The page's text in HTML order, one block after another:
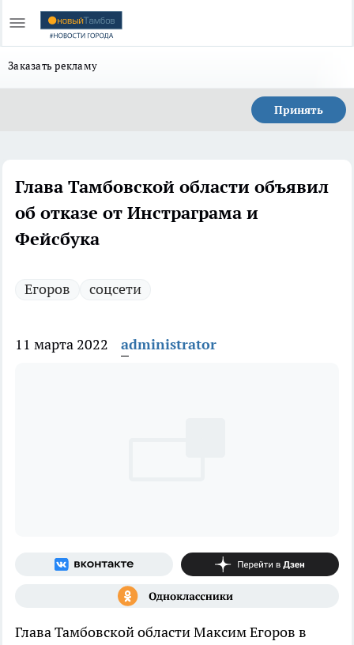
Заказать рекламу
Принять
Глава Тамбовской области объявил
об отказе от Инстраграма и
Фейсбука
Егоров соцсети
11 марта 2022 administrator
Глава Тамбовской области Максим Егоров в